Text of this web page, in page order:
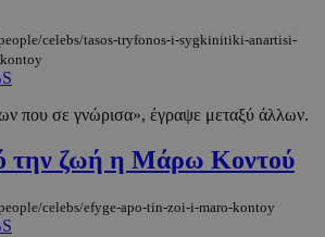
celebs/tasos-tryfonos-i-sygkinitiki-anartisi-
που σε γνώρισα», έγραψε μεταξύ άλλων.
την ζωή η Μάρω Κοντού
celebs/efyge-apo-tin-zoi-i-maro-kontoy